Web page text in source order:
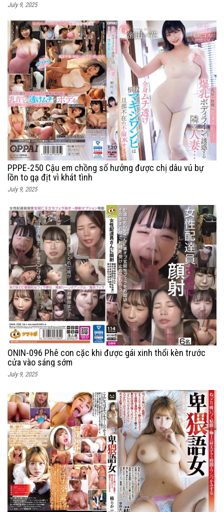
July 9, 2025
PPPE-250 Cậu em chồng số hưởng được chị dâu vú bự
lồn to gạ địt vì khát tình
July 9, 2025
ONIN-096 Phê con cặc khi được gái xinh thổi kèn trước
cửa vào sáng sớm
July 9, 2025